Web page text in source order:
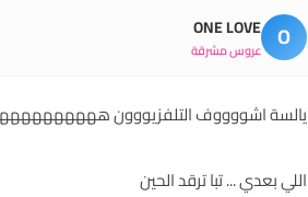
O
ONE LOVE
عروس مشرقة
يالسة اشووووف التلفزيووون
اللي بعدي ... تبا ترقد الحين